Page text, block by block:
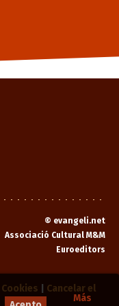
Más
© evangeli.net
Associació Cultural M&M
Euroeditors
Cancelar el